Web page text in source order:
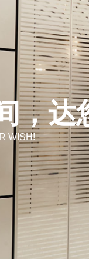
，达
WISH!